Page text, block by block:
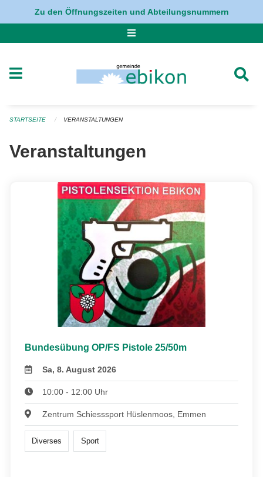
Navigation überspringen
Zu den Öffnungszeiten und Abteilungsnummern
STARTSEITE VERANSTALTUNGEN
Veranstaltungen
Bundesübung OP/FS Pistole 25/50m
Sa, 8. August 2026
10:00 - 12:00 Uhr
Zentrum Schiesssport Hüslenmoos, Emmen
Diverses Sport